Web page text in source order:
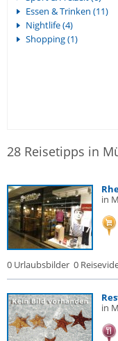
Essen & Trinken (11)
Nightlife (4)
Shopping (1)
28 Reisetipps in
in
0 Urlaubsbilder 0
in